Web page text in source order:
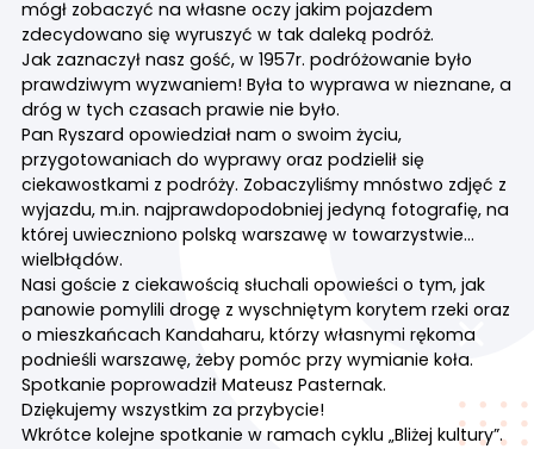
mógł zobaczyć na własne oczy jakim pojazdem
zdecydowano się wyruszyć w tak daleką podróż.
Jak zaznaczył nasz gość, w 1957r. podróżowanie było
prawdziwym wyzwaniem! Była to wyprawa w nieznane, a
dróg w tych czasach prawie nie było.
Pan Ryszard opowiedział nam o swoim życiu,
przygotowaniach do wyprawy oraz podzielił się
ciekawostkami z podróży. Zobaczyliśmy mnóstwo zdjęć z
wyjazdu, m.in. najprawdopodobniej jedyną fotografię, na
której uwieczniono polską warszawę w towarzystwie…
wielbłądów.
Nasi goście z ciekawością słuchali opowieści o tym, jak
panowie pomylili drogę z wyschniętym korytem rzeki oraz
o mieszkańcach Kandaharu, którzy własnymi rękoma
podnieśli warszawę, żeby pomóc przy wymianie koła.
Spotkanie poprowadził Mateusz Pasternak.
Dziękujemy wszystkim za przybycie!
Wkrótce kolejne spotkanie w ramach cyklu „Bliżej kultury”.